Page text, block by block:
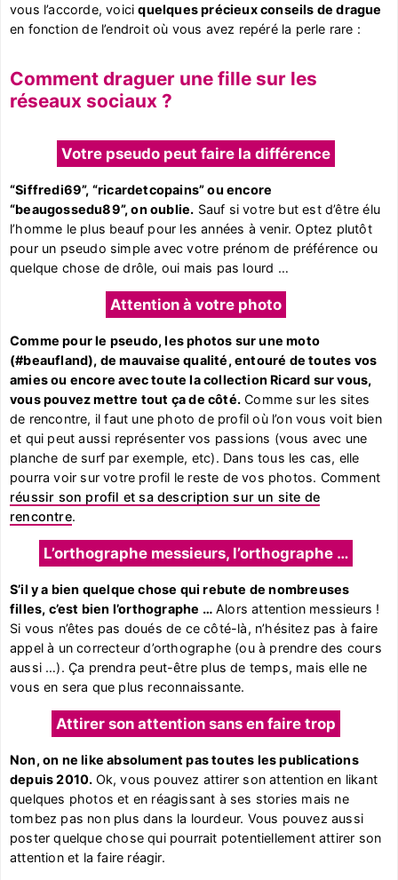
vous l’accorde, voiciquelques précieux conseils de drague
en fonction de l’endroit où vous avez repéré la perle rare :
Comment draguer une fille sur les
réseaux sociaux ?
Votre pseudo peut faire la différence
“Siffredi69”, “ricardetcopains” ou encore
“beaugossedu89”, on oublie. Sauf si votre but est d’être élu
l’homme le plus beauf pour les années à venir. Optez plutôt
pour un pseudo simple avec votre prénom de préférence ou
quelque chose de drôle, oui mais pas lourd …
Attention à votre photo
Comme pour le pseudo, les photos sur une moto
(#beaufland), de mauvaise qualité, entouré de toutes vos
amies ou encore avec toute la collection Ricard sur vous,
vous pouvez mettre tout ça de côté. Comme sur les sites
de rencontre, il faut une photo de profil où l’on vous voit bien
et qui peut aussi représenter vos passions (vous avec une
planche de surf par exemple, etc). Dans tous les cas, elle
pourra voir sur votre profil le reste de vos photos. Comment
réussir son profil et sa description sur un site de
rencontre.
L’orthographe messieurs, l’orthographe …
S’il y a bien quelque chose qui rebute de nombreuses
filles, c’est bien l’orthographe … Alors attention messieurs !
Si vous n’êtes pas doués de ce côté-là, n’hésitez pas à faire
appel à un correcteur d’orthographe (ou à prendre des cours
aussi …). Ça prendra peut-être plus de temps, mais elle ne
vous en sera que plus reconnaissante.
Attirer son attention sans en faire trop
Non, on ne like absolument pas toutes les publications
depuis 2010. Ok, vous pouvez attirer son attention en likant
quelques photos et en réagissant à ses stories mais ne
tombez pas non plus dans la lourdeur. Vous pouvez aussi
poster quelque chose qui pourrait potentiellement attirer son
attention et la faire réagir.